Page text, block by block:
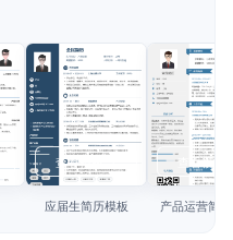
查看模板
应届生简历模板
查看模板
产品运营简